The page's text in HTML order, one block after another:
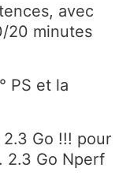
avec
20 minutes
PS et la
Go !!! pour
2.3 Go Nperf